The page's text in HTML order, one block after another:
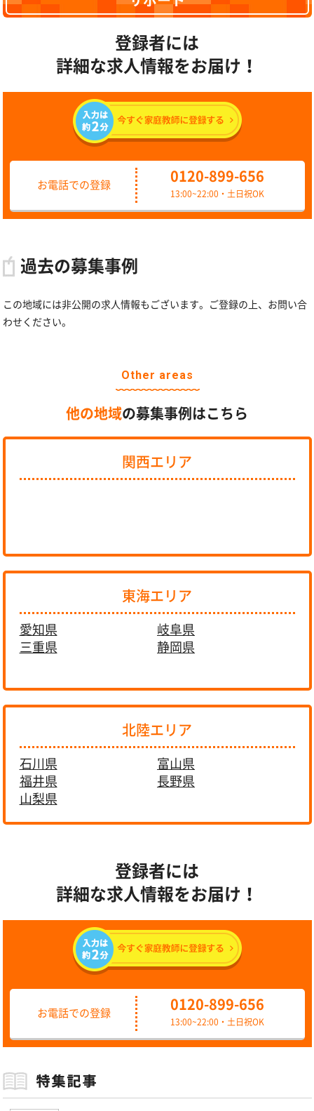
登録者には
詳細な求人情報をお届け！
お電話での登録
0120-899-656
13:00~22:00・土日祝OK
過去の募集事例
この地域には非公開の求人情報もございます。ご登録の上、お問い合
わせください。
Other areas
他の地域の募集事例はこちら
関西エリア
東海エリア
愛知県
岐阜県
三重県
静岡県
北陸エリア
石川県
富山県
福井県
長野県
山梨県
登録者には
詳細な求人情報をお届け！
お電話での登録
0120-899-656
13:00~22:00・土日祝OK